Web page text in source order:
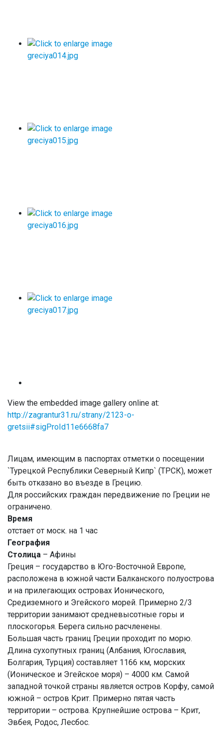
View the embedded image gallery online at:
http://zagrantur31.ru/strany/2123-o-
gretsii#sigProId11e6668fa7
Лицам, имеющим в паспортах отметки о посещении
`Турецкой Республики Северный Кипр` (ТРСК), может
быть отказано во въезде в Грецию.
Для российских граждан передвижение по Греции не
ограничено.
Время
отстает от моск. на 1 час
География
Столица – Афины
Греция – государство в Юго-Восточной Европе,
расположена в южной части Балканского полуострова
и на прилегающих островах Ионического,
Средиземного и Эгейского морей. Примерно 2/3
территории занимают средневысотные горы и
плоскогорья. Берега сильно расчленены.
Большая часть границ Греции проходит по морю.
Длина сухопутных границ (Албания, Югославия,
Болгария, Турция) составляет 1166 км, морских
(Ионическое и Эгейское моря) – 4000 км. Самой
западной точкой страны является остров Корфу, самой
южной – остров Крит. Примерно пятая часть
территории – острова. Крупнейшие острова – Крит,
Эвбея, Родос, Лесбос.